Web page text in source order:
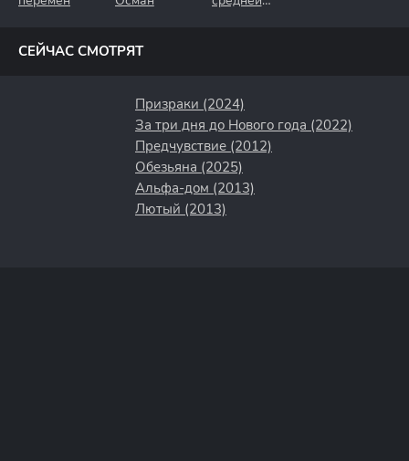
СЕЙЧАС СМОТРЯТ
Призраки (2024)
За три дня до Нового года (2022)
Предчувствие (2012)
Обезьяна (2025)
Альфа-дом (2013)
Лютый (2013)